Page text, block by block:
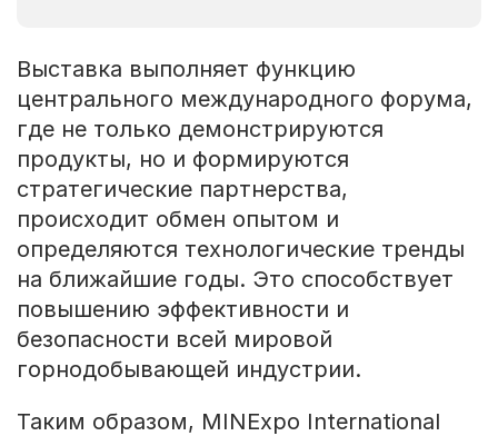
Выставка выполняет функцию
центрального международного форума,
где не только демонстрируются
продукты, но и формируются
стратегические партнерства,
происходит обмен опытом и
определяются технологические тренды
на ближайшие годы. Это способствует
повышению эффективности и
безопасности всей мировой
горнодобывающей индустрии.
Таким образом, MINExpo International